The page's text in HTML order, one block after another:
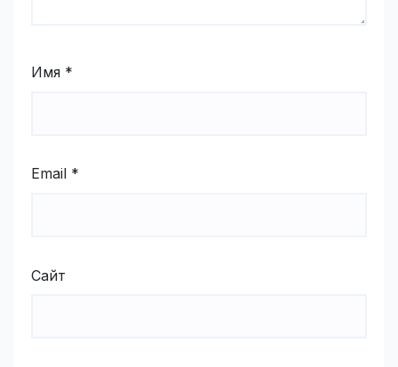
Имя *
Email *
Сайт